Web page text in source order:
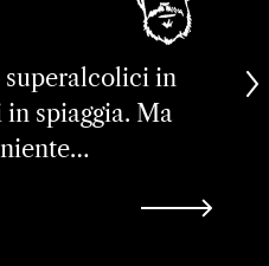
in
spiaggia. Ma